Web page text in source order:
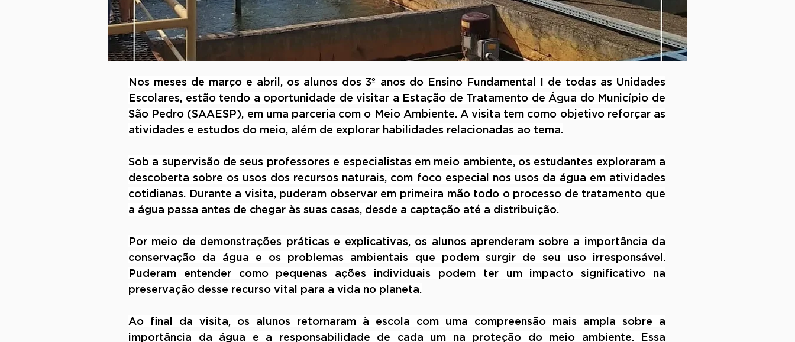
Nos meses de março e abril, os alunos dos 3º anos do Ensino Fundamental I de todas as Unidades
Escolares, estão tendo a oportunidade de visitar a Estação de Tratamento de Água do Município de
São Pedro (SAAESP), em uma parceria com o Meio Ambiente. A visita tem como objetivo reforçar as
atividades e estudos do meio, além de explorar habilidades relacionadas ao tema.
Sob a supervisão de seus professores e especialistas em meio ambiente, os estudantes exploraram a
descoberta sobre os usos dos recursos naturais, com foco especial nos usos da água em atividades
cotidianas. Durante a visita, puderam observar em primeira mão todo o processo de tratamento que
a água passa antes de chegar às suas casas, desde a captação até a distribuição.
Por meio de demonstrações práticas e explicativas, os alunos aprenderam sobre a importância da
conservação da água e os problemas ambientais que podem surgir de seu uso irresponsável.
Puderam entender como pequenas ações individuais podem ter um impacto significativo na
preservação desse recurso vital para a vida no planeta.
Ao final da visita, os alunos retornaram à escola com uma compreensão mais ampla sobre a
importância da água e a responsabilidade de cada um na proteção do meio ambiente. Essa